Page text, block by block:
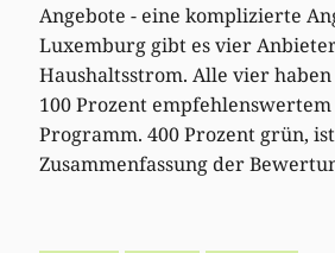
Angebote - eine komplizierte
Luxemburg gibt es vier
Haushaltsstrom. Alle vier
100 Prozent
Programm. 400 Prozent grün,
Zusammenfassung der